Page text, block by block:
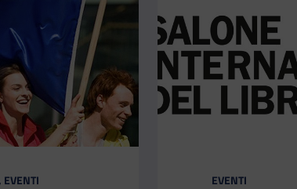
EVENTI CATEGORIA:
EVENTI